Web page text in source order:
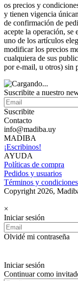
os precios y
y tienen vigencia
de confirmación de
acepte la operación, se
uno de los artículos
modificar los precios
cualquiera de sus
por e-mail, u otros) sin
Suscribite a nuestro
Suscribite
Contacto
info@madiba.uy
MADIBA
¡Escribinos!
AYUDA
Políticas de compra
Pedidos y usuarios
Términos y condiciones
Copyright 2026,
×
Iniciar sesión
Olvidé mi contraseña
Iniciar sesión
Continuar como